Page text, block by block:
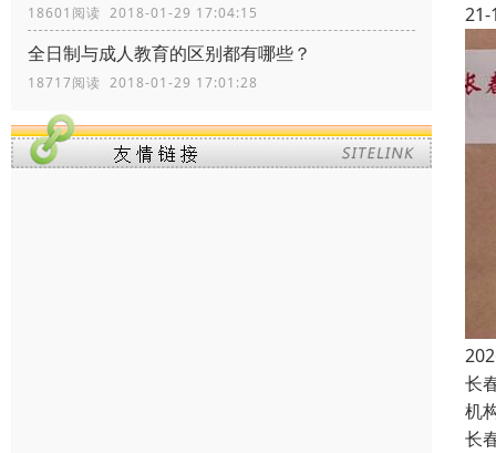
18601阅读 2018-01-29 17:04:15
全日制与成人教育的区别都有哪些？
18717阅读 2018-01-29 17:01:28
21-
长
机
长